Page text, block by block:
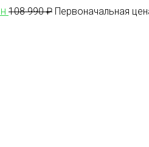
108 990₽ Первоначальная